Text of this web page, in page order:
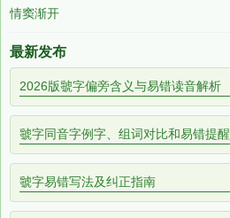
情窦渐开
最新发布
2026版虢字偏旁含义与易错读音解析
虢字同音字例字、组词对比和易错提醒
虢字易错写法及纠正指南